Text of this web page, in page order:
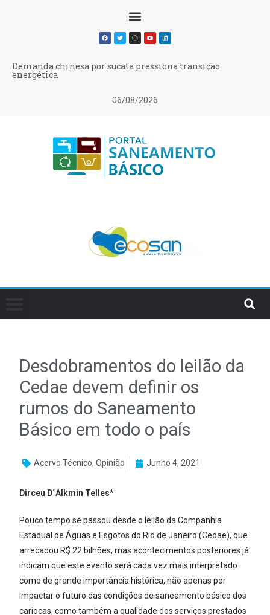
06/08/2026
Demanda chinesa por sucata pressiona transição
energética
Desdobramentos do leilão da
Cedae devem definir os
rumos do Saneamento
Básico em todo o país
Acervo Técnico,Opinião Junho 4, 2021
Dirceu D´Alkmin Telles*
Pouco tempo se passou desde o leilão da Companhia
Estadual de Águas e Esgotos do Rio de Janeiro (Cedae), que
arrecadou R$ 22 bilhões, mas acontecimentos posteriores já
indicam que este evento será cada vez mais interpretado
como de grande importância histórica, não apenas por
impactar o futuro das condições de saneamento básico dos
cariocas, como também a qualidade dos serviços prestados